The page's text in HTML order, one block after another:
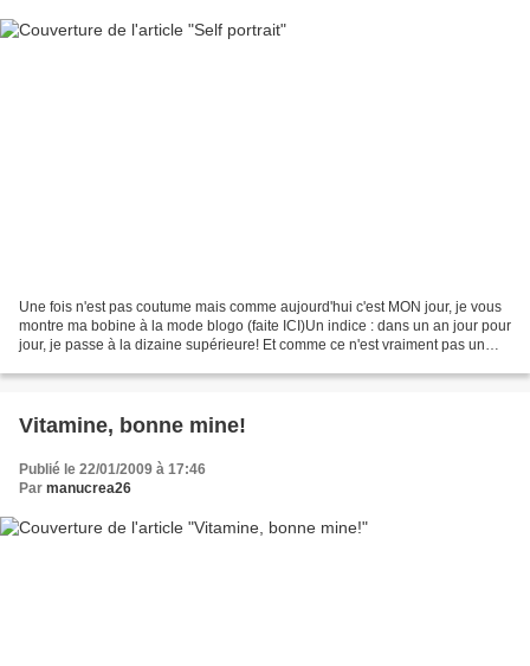
Une fois n'est pas coutume mais comme aujourd'hui c'est MON jour, je vous
montre ma bobine à la mode blogo (faite ICI)Un indice : dans un an jour pour
jour, je passe à la dizaine supérieure! Et comme ce n'est vraiment pas un
Vitamine, bonne mine!
Publié le 22/01/2009 à 17:46
Par manucrea26